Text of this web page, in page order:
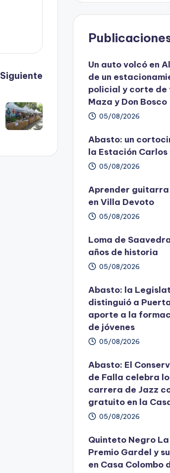
Siguiente
Un auto volcó en
de un
policial y corte de
Maza y Don Bosco
05/08/2026
Abasto: un
la Estación
05/08/2026
Aprender guitarra
en Villa Devoto
05/08/2026
Loma de
años de historia
05/08/2026
Abasto: la
distinguió a
aporte a la
de jóvenes
05/08/2026
Abasto: El
de Falla celebra
carrera de Jazz
gratuito en la
05/08/2026
Quinteto Negro
Premio Gardel y
en Casa Colombo